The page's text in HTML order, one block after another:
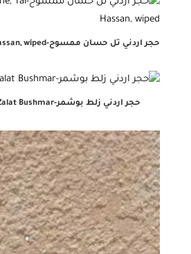
حجر اردني تل حسان ممسوح-Jordanian stone, Tal Hassan, wiped
حجر اردني زلط بوشمر-Jordanian stone, Zalat Bushmar